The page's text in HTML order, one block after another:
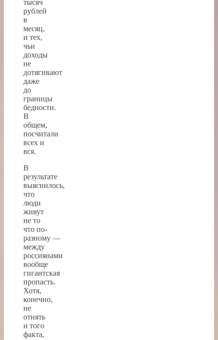
тысяч
рублей
в
месяц,
и тех,
чьи
доходы
не
дотягивают
даже
до
границы
бедности.
В
общем,
посчитали
всех и
вся.
В
результате
выяснилось,
что
люди
живут
не то
что по-
разному —
между
россиянами
вообще
гигантская
пропасть.
Хотя,
конечно,
не
отнять
и того
факта,